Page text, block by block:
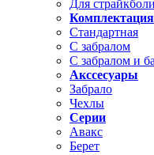
Для
Комплектация
Стандартная
С забралом
С забралом и
Акссесуары
Забрало
Чехлы
Серии
Авакс
Берет